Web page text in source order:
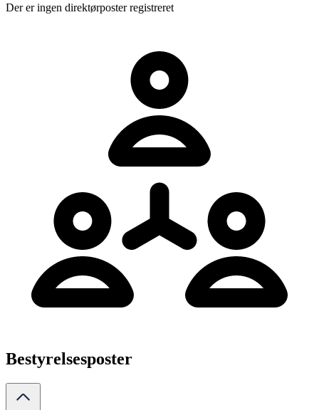
Der er ingen direktørposter registreret
Bestyrelsesposter